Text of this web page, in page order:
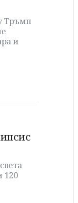
Тръмп
и
120